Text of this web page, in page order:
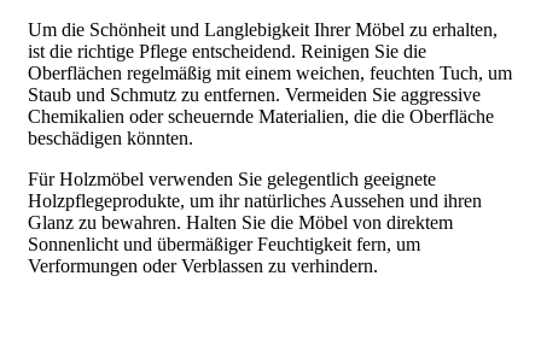
Um die Schönheit und Langlebigkeit Ihrer Möbel zu erhalten,
ist die richtige Pflege entscheidend. Reinigen Sie die
Oberflächen regelmäßig mit einem weichen, feuchten Tuch, um
Staub und Schmutz zu entfernen. Vermeiden Sie aggressive
Chemikalien oder scheuernde Materialien, die die Oberfläche
beschädigen könnten.
Für Holzmöbel verwenden Sie gelegentlich geeignete
Holzpflegeprodukte, um ihr natürliches Aussehen und ihren
Glanz zu bewahren. Halten Sie die Möbel von direktem
Sonnenlicht und übermäßiger Feuchtigkeit fern, um
Verformungen oder Verblassen zu verhindern.